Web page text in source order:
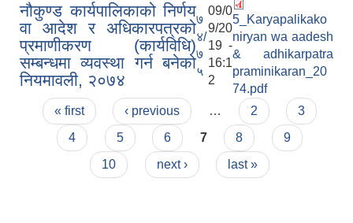
नौकुण्ड कार्यपालिकाको निर्णय
वा आदेश र अधिकारपत्रको
प्रमाणीकरण (कार्यविधि)
सम्बन्धमा व्यवस्था गर्न बनेको
नियमावली, २०७४
७
४/
७
५
09/0
9/20
19 -
16:1
2
5_Karyapalikako
niryan wa aadesh
& adhikarpatra
praminikaran_20
74.pdf
Pages
« first ‹ previous … 2
3
4
5 6 7 8
9
10
next › last »